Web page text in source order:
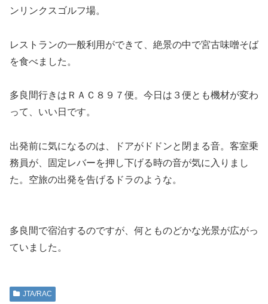
ンリンクスゴルフ場。
レストランの一般利用ができて、絶景の中で宮古味噌そば
を食べました。
多良間行きはＲＡＣ８９７便。今日は３便とも機材が変わ
って、いい日です。
出発前に気になるのは、ドアがドドンと閉まる音。 客室乗
務員が、固定レバーを押し下げる時の音が気に入りまし
た。 空旅の出発を告げるドラのような。
多良間で宿泊するのですが、何とものどかな光景が広がっ
ていました。
JTA/RAC